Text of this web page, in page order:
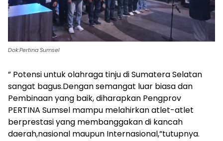
Dok:Pertina Sumsel
” Potensi untuk olahraga tinju di Sumatera Selatan
sangat bagus.Dengan semangat luar biasa dan
Pembinaan yang baik, diharapkan Pengprov
PERTINA Sumsel mampu melahirkan atlet-atlet
berprestasi yang membanggakan di kancah
daerah,nasional maupun Internasional,”tutupnya.